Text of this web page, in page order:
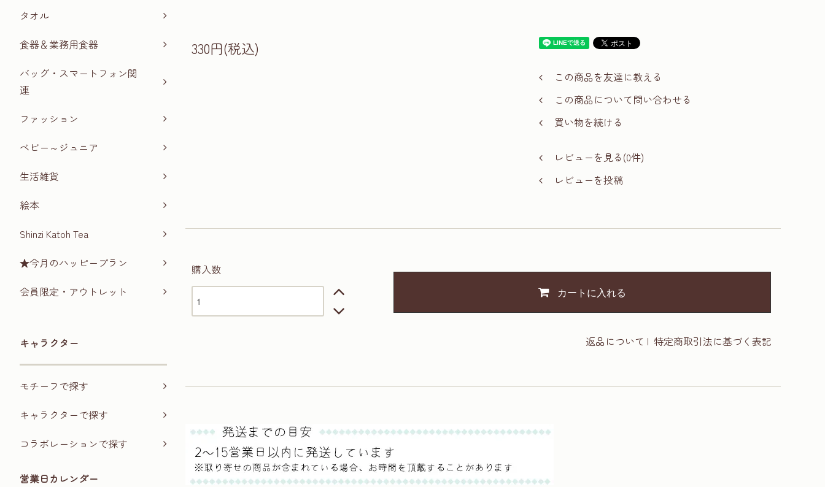
タオル
食器＆業務用食器
バッグ・スマートフォン関
連
ファッション
ベビー～ジュニア
生活雑貨
絵本
Shinzi Katoh Tea
★今月のハッピープラン
会員限定・アウトレット
キャラクター
モチーフで探す
キャラクターで探す
コラボレーションで探す
営業日カレンダー
330円(税込)
この商品を友達に教える
この商品について問い合わせる
買い物を続ける
レビューを見る(0件)
レビューを投稿
購入数
カートに入れる
返品について | 特定商取引法に基づく表記